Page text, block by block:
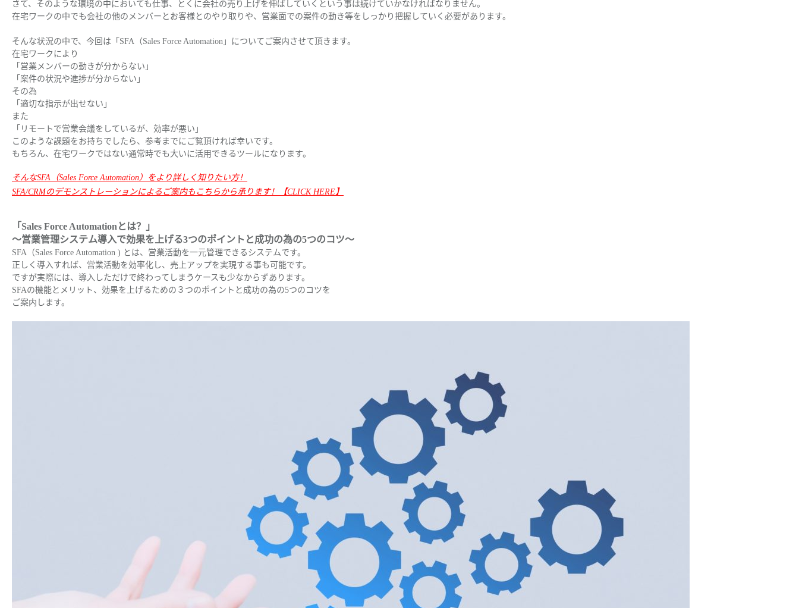
さて、そのような環境の中においても仕事、とくに会社の売り上げを伸ばしていくという事は続けていかなければなりません。
在宅ワークの中でも会社の他のメンバーとお客様とのやり取りや、営業面での案件の動き等をしっかり把握していく必要があります。
そんな状況の中で、今回は「SFA（Sales Force Automation」についてご案内させて頂きます。
在宅ワークにより
「営業メンバーの動きが分からない」
「案件の状況や進捗が分からない」
その為
「適切な指示が出せない」
また
「リモートで営業会議をしているが、効率が悪い」
このような課題をお持ちでしたら、参考までにご覧頂ければ幸いです。
もちろん、在宅ワークではない通常時でも大いに活用できるツールになります。
そんなSFA（Sales Force Automation）をより詳しく知りたい方！
SFA/CRMのデモンストレーションによるご案内もこちらから承ります！【CLICK HERE】
「Sales Force Automationとは？」
～営業管理システム導入で効果を上げる3つのポイントと成功の為の5つのコツ～
SFA（Sales Force Automation ) とは、営業活動を一元管理できるシステムです。
正しく導入すれば、営業活動を効率化し、売上アップを実現する事も可能です。
ですが実際には、導入しただけで終わってしまうケースも少なからずあります。
SFAの機能とメリット、効果を上げるための３つのポイントと成功の為の5つのコツを
ご案内します。